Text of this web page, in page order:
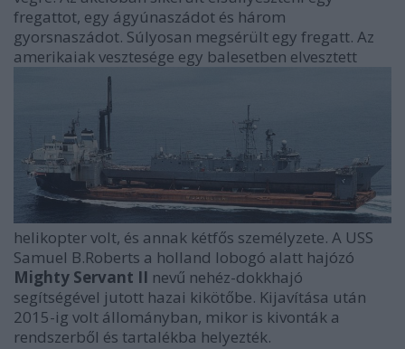
fregattot, egy ágyúnaszádot és három
gyorsnaszádot. Súlyosan megsérült egy fregatt. Az
amerikaiak vesztesége egy balesetben elvesztett
helikopter volt, és annak kétfős személyzete. A USS
Samuel B.Roberts a holland lobogó alatt hajózó
Mighty Servant II nevű nehéz-dokkhajó
segítségével jutott hazai kikötőbe. Kijavítása után
2015-ig volt állományban, mikor is kivonták a
rendszerből és tartalékba helyezték.